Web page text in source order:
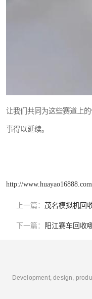
让我们共同为这些赛道上
事得以延续。
http://www.huayao16888.com
上一篇： 茂名模拟机回
下一篇： 阳江赛车回收
Development, design,